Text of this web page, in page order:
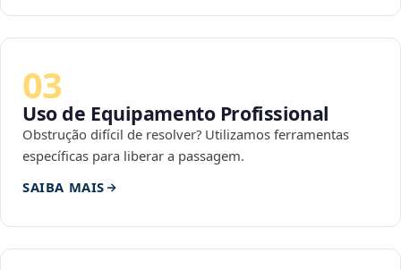
03
Uso de Equipamento Profissional
Obstrução difícil de resolver? Utilizamos ferramentas
específicas para liberar a passagem.
SAIBA MAIS